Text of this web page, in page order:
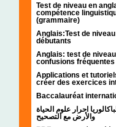
Test de niveau en
compétence
(grammaire)
Anglais:Test de
débutants
Anglais: test de
confusions fréquentes
Applications et
créer des exercices
Baccalauréat
احرار علوم الحياة
والأرض مع التصحيح